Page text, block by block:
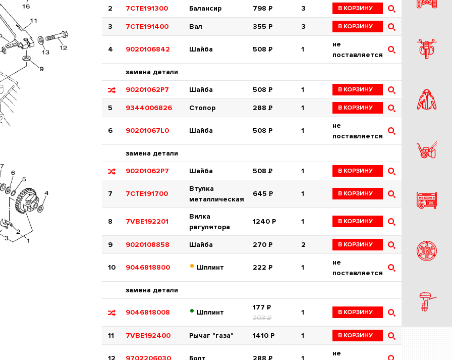
2 7CTE191300 Балансир 798 Р 3 В КОРЗИНУ
3 7CTE191400 Вал 355 Р 3 В КОРЗИНУ
4 9020106842 Шайба 508 Р 1
не
поставляется
замена детали
90201062P7 Шайба 508 Р 1 В КОРЗИНУ
5 9344006826 Стопор 288 Р 1 В КОРЗИНУ
6 90201067L0 Шайба 508 Р 1
не
поставляется
замена детали
90201062P7 Шайба 508 Р 1 В КОРЗИНУ
7 7CTE191700
Втулка
металлическая
645 Р 1 В КОРЗИНУ
8 7VBE192201
Вилка
регулятора
1240 Р 1 В КОРЗИНУ
9 9020108858 Шайба 270 Р 2 В КОРЗИНУ
10 9046818800 • Шплинт 222 Р 1
не
поставляется
замена детали
9046818008 • Шплинт
177 Р
203Р
1 В КОРЗИНУ
11 7VBE192400 Рычаг "газа" 1410 Р 1 В КОРЗИНУ
не